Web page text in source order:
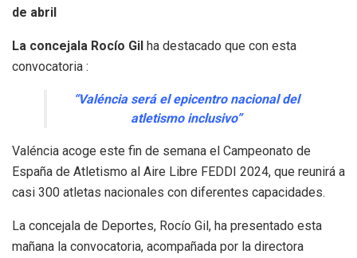
de abril
La concejala Rocío Gil ha destacado que con esta
convocatoria :
“Valéncia será el epicentro nacional del
atletismo inclusivo”
Valéncia acoge este fin de semana el Campeonato de
España de Atletismo al Aire Libre FEDDI 2024, que reunirá a
casi 300 atletas nacionales con diferentes capacidades.
La concejala de Deportes, Rocío Gil, ha presentado esta
mañana la convocatoria, acompañada por la directora